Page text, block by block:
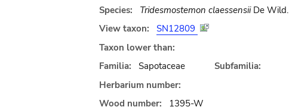
Species: Tridesmostemon claessensiiDe Wild.
View taxon:
SN12809
Taxon lower than:
Familia:
Sapotaceae
Subfamilia:
Herbarium number:
Wood number:
1395-W